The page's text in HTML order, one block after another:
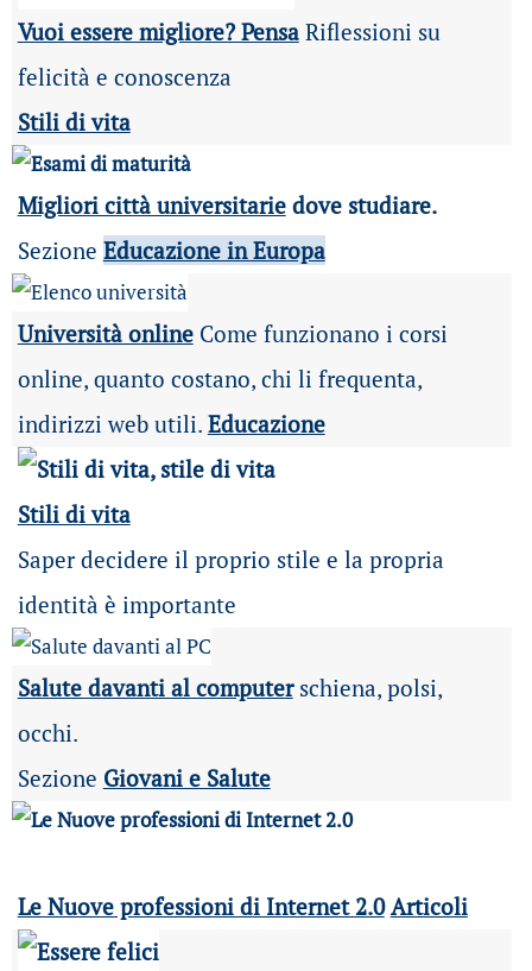
Vuoi essere migliore? PensaRiflessioni su
felicità e conoscenza
Stili di vita
Migliori città universitariedove studiare.
Sezione Educazione in Europa
Università online Come funzionano i corsi
online, quanto costano, chi li frequenta,
indirizzi web utili. Educazione
Stili di vita
Saper decidere il proprio stile e la propria
identità è importante
Salute davanti al computerschiena, polsi,
occhi.
Sezione Giovani e Salute
Le Nuove professioni di Internet 2.0 Articoli